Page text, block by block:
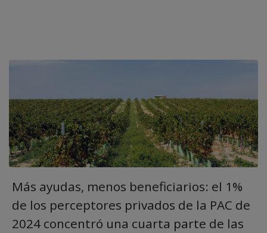
Más ayudas, menos beneficiarios: el 1%
de los perceptores privados de la PAC de
2024 concentró una cuarta parte de las